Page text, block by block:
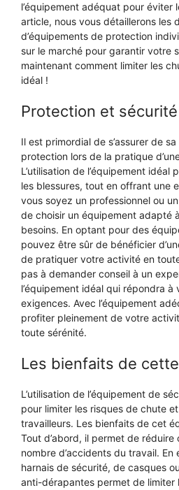
l’équipement adéquat pour éviter
article, nous vous détaillerons les
d’équipements de protection
sur le marché pour garantir votre
maintenant comment limiter les
idéal !
Protection et sécurité
Il est primordial de s’assurer de
protection lors de la pratique
L’utilisation de l’équipement idéal
les blessures, tout en offrant une
vous soyez un professionnel ou
de choisir un équipement adapté
besoins. En optant pour des
pouvez être sûr de bénéficier
de pratiquer votre activité en
pas à demander conseil à un
l’équipement idéal qui répondra
exigences. Avec l’équipement
profiter pleinement de votre
toute sérénité.
Les bienfaits de
L’utilisation de l’équipement de
pour limiter les risques de chute
travailleurs. Les bienfaits de cet
Tout d’abord, il permet de
nombre d’accidents du travail. En
harnais de sécurité, de casques
anti-dérapantes permet de limiter